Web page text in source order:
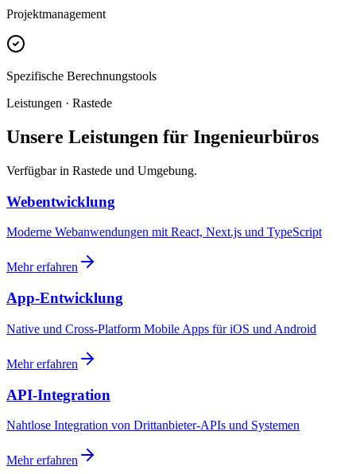
Projektmanagement
Spezifische Berechnungstools
Leistungen · Rastede
Unsere Leistungen für Ingenieurbüros
Verfügbar in Rastede und Umgebung.
Webentwicklung
Moderne Webanwendungen mit React, Next.js und TypeScript
Mehr erfahren
App-Entwicklung
Native und Cross-Platform Mobile Apps für iOS und Android
Mehr erfahren
API-Integration
Nahtlose Integration von Drittanbieter-APIs und Systemen
Mehr erfahren